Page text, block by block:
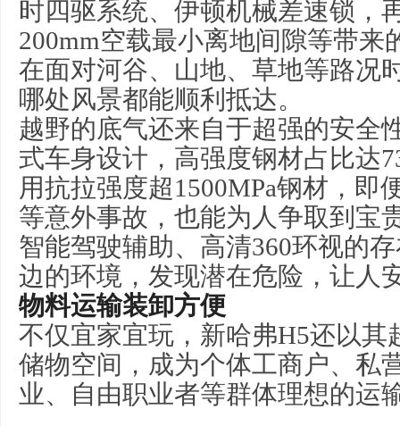
时四驱系统、伊顿机械差速锁，
200mm空载最小离地间隙等带来
在面对河谷、山地、草地等路况
哪处风景都能顺利抵达。
越野的底气还来自于超强的安全
式车身设计，高强度钢材占比达
用抗拉强度超1500MPa钢材，即
等意外事故，也能为人争取到宝
智能驾驶辅助、高清360环视的
边的环境，发现潜在危险，让人
物料运输装卸方便
不仅宜家宜玩，新哈弗H5还以其
储物空间，成为个体工商户、私
业、自由职业者等群体理想的运